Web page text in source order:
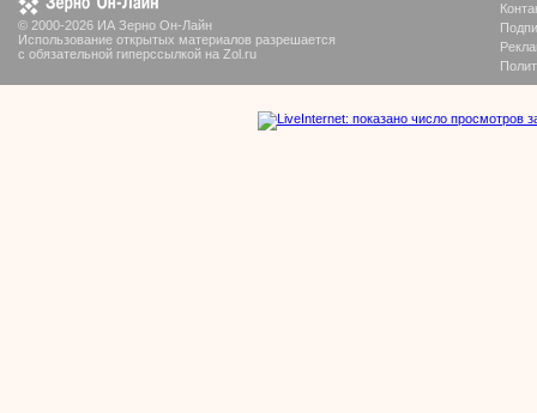
© 2000-2026 ИА Зерно Он-Лайн
Использование открытых материалов разрешается
с обязательной гиперссылкой на Zol.ru